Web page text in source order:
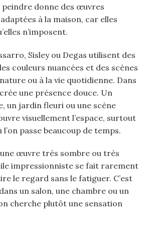
donne des œuvres
à la maison, car elles
n’imposent.
Sisley ou Degas utilisent des
couleurs nuancées et des scènes
ou à la vie quotidienne. Dans
une présence douce. Un
un jardin fleuri ou une scène
visuellement l’espace, surtout
l’on passe beaucoup de temps.
œuvre très sombre ou très
impressionniste se fait rarement
le regard sans le fatiguer. C’est
un salon, une chambre ou un
cherche plutôt une sensation